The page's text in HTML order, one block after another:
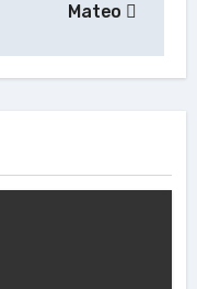
Mateo